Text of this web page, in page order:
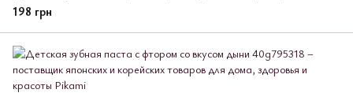
198 грн